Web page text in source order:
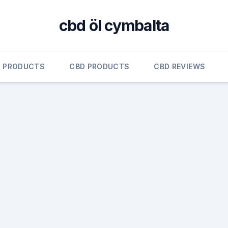
cbd öl cymbalta
PRODUCTS CBD PRODUCTS CBD REVIEWS